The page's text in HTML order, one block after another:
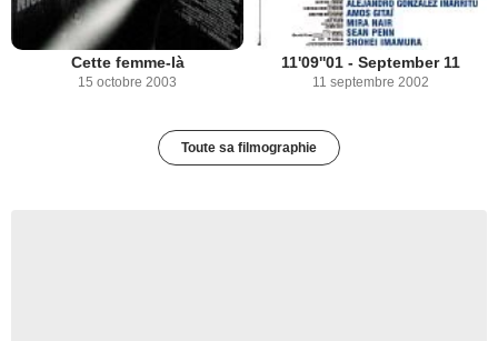
Cette femme-là
15 octobre 2003
11'09''01 - September 11
11 septembre 2002
Toute sa filmographie